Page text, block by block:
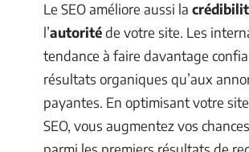
Le SEO améliore aussi la
l’autoritéde votre site. Les
tendance à faire davantage
résultats organiques qu’aux
payantes. En optimisant votre
SEO, vous augmentez vos
parmi les premiers résultats de